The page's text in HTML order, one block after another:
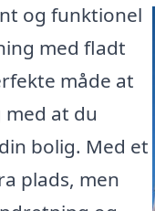
og funktionel
med fladt
måde at
at du
bolig. Med et
plads, men